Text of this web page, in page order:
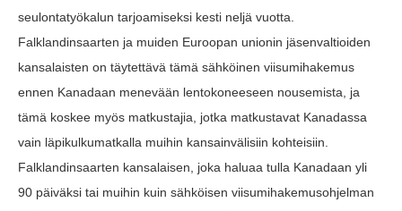
seulontatyökalun tarjoamiseksi kesti neljä vuotta.
Falklandinsaarten ja muiden Euroopan unionin jäsenvaltioiden
kansalaisten on täytettävä tämä sähköinen viisumihakemus
ennen Kanadaan menevään lentokoneeseen nousemista, ja
tämä koskee myös matkustajia, jotka matkustavat Kanadassa
vain läpikulkumatkalla muihin kansainvälisiin kohteisiin.
Falklandinsaarten kansalaisen, joka haluaa tulla Kanadaan yli
90 päiväksi tai muihin kuin sähköisen viisumihakemusohjelman